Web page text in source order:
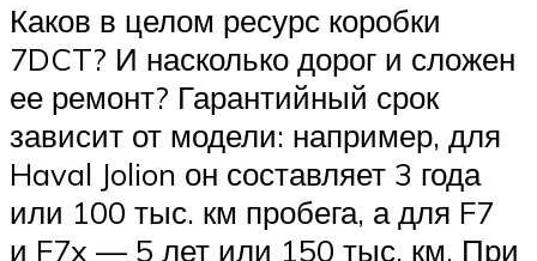
Каков в целом ресурс коробки
7DCT? И насколько дорог и сложен
ее ремонт? Гарантийный срок
зависит от модели: например, для
Haval Jolion он составляет 3 года
или 100 тыс. км пробега, а для F7
и F7x — 5 лет или 150 тыс. км. При